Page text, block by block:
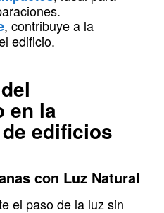
, contribuye a la
edificio.
en la
edificios
con Luz Natural
el paso de la luz sin